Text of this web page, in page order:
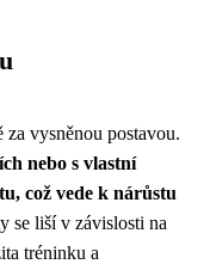
vysněnou postavou.
nebo s vlastní
což vede k nárůstu
se liší v závislosti na
tréninku a